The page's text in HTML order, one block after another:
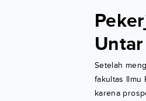
Untar
Setelah
fakultas Ilmu
karena